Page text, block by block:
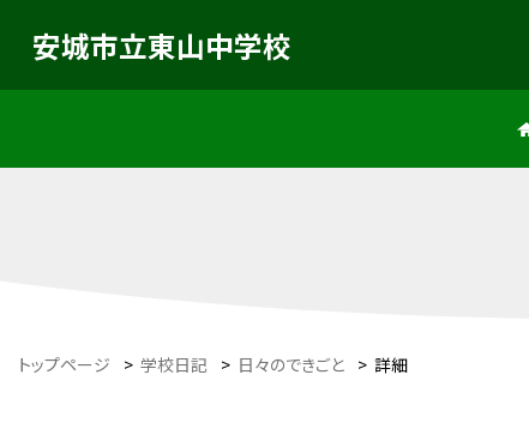
安城市立東山中学校
トップページ > 学校日記 > 日々のできごと > 詳細